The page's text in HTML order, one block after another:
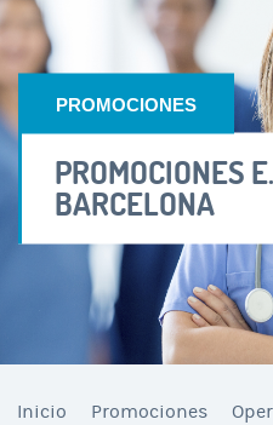
PROMOCIONES
PROMOCIONES
BARCELONA
Inicio Promociones